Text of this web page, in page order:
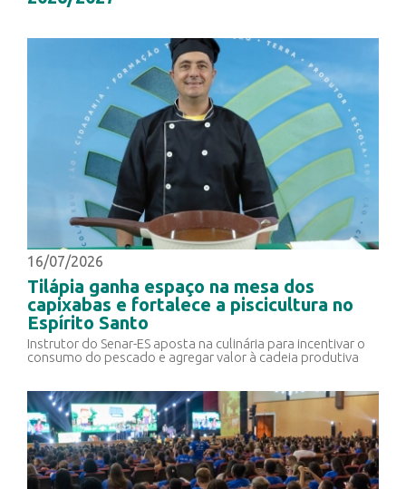
16/07/2026
Tilápia ganha espaço na mesa dos
capixabas e fortalece a piscicultura no
Espírito Santo
Instrutor do Senar-ES aposta na culinária para incentivar o
consumo do pescado e agregar valor à cadeia produtiva